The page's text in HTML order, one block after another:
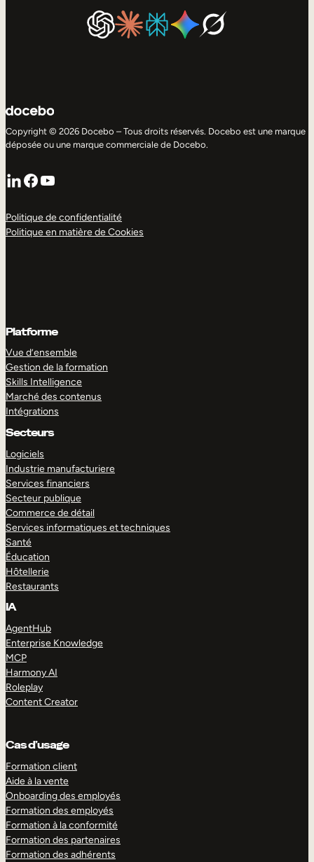
Copyright © 2026 Docebo – Tous droits réservés. Docebo est une marque
déposée ou une marque commerciale de Docebo.
LinkedIn
Facebook
YouTube
Politique de confidentialité
Politique en matière de Cookies
Platforme
Vue d’ensemble
Gestion de la formation
Skills Intelligence
Marché des contenus
Intégrations
Secteurs
Logiciels
Industrie manufacturiere
Services financiers
Secteur publique
Commerce de détail
Services informatiques et techniques
Santé
Éducation
Hôtellerie
Restaurants
IA
AgentHub
Enterprise Knowledge
MCP
Harmony AI
Roleplay
Content Creator
Cas d’usage
Formation client
Aide à la vente
Onboarding des employés
Formation des employés
Formation à la conformité
Formation des partenaires
Formation des adhérents